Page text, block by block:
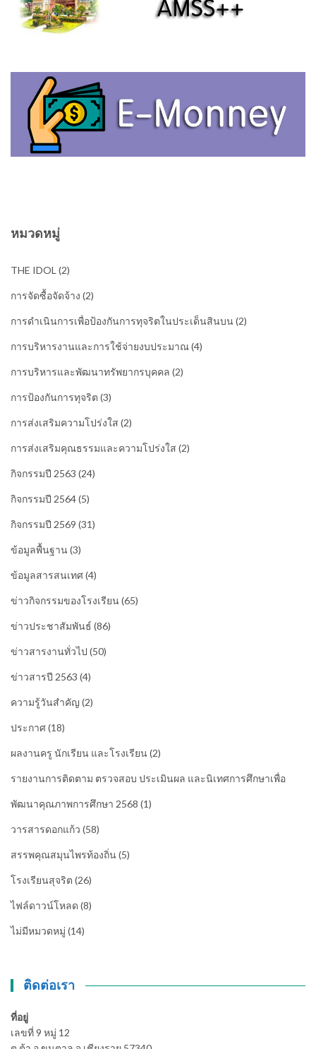
หมวดหมู่
THE IDOL (2)
การจัดซื้อจัดจ้าง (2)
การดำเนินการเพื่อป้องกันการทุจริตในประเด็นสินบน (2)
การบริหารงานและการใช้จ่ายงบประมาณ(4)
การบริหารและพัฒนาทรัพยากรบุคคล (2)
การป้องกันการทุจริต (3)
การส่งเสริมความโปร่งใส (2)
การส่งเสริมคุณธรรมและความโปร่งใส (2)
กิจกรรมปี 2563 (24)
กิจกรรมปี 2564(5)
กิจกรรมปี 2569 (31)
ข้อมูลพื้นฐาน (3)
ข้อมูลสารสนเทศ(4)
ข่าวกิจกรรมของโรงเรียน (65)
ข่าวประชาสัมพันธ์ (86)
ข่าวสารงานทั่วไป (50)
ข่าวสารปี 2563 (4)
ความรู้วันสำคัญ (2)
ประกาศ(18)
ผลงานครู นักเรียน และโรงเรียน (2)
รายงานการติดตาม ตรวจสอบ ประเมินผล และนิเทศการศึกษาเพื่อ
พัฒนาคุณภาพการศึกษา 2568 (1)
วารสารดอกแก้ว (58)
สรรพคุณสมุนไพรท้องถิ่น (5)
โรงเรียนสุจริต (26)
ไฟล์ดาวน์โหลด (8)
ไม่มีหมวดหมู่ (14)
ติดต่อเรา
ที่อยู่
เลขที่ 9 หมู่ 12